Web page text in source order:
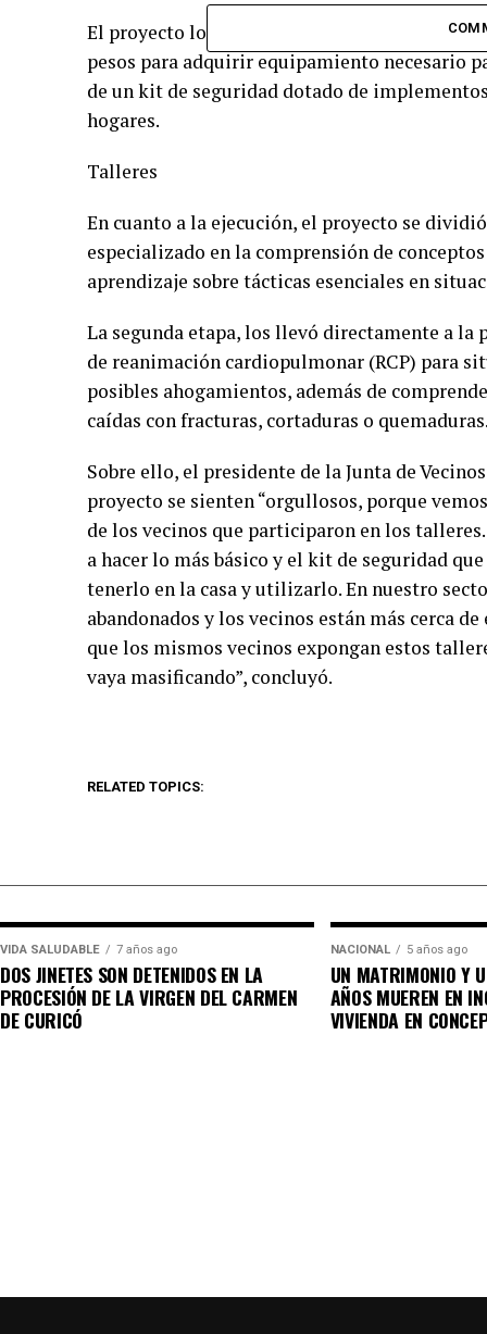
El proyecto local logró su adjudicación 2021
pesos para adquirir equipamiento necesario
de un kit de seguridad dotado de
hogares.
Talleres
En cuanto a la ejecución, el proyecto se
especializado en la comprensión de
aprendizaje sobre tácticas esenciales en
La segunda etapa, los llevó directamente a la
de reanimación cardiopulmonar (RCP) para
posibles ahogamientos, además de
caídas con fracturas, cortaduras o
Sobre ello, el presidente de la Junta de
proyecto se sienten “orgullosos, porque
de los vecinos que participaron en los
a hacer lo más básico y el kit de seguridad
tenerlo en la casa y utilizarlo. En nuestro
abandonados y los vecinos están más cerca
que los mismos vecinos expongan estos
vaya masificando”, concluyó.
RELATED TOPICS:
VIDA SALUDABLE 7 años ago
DOS JINETES SON DETENIDOS EN LA
PROCESIÓN DE LA VIRGEN DEL CARMEN
DE CURICÓ
NACIONAL 5 años ago
UN MATRIMONIO Y
AÑOS MUEREN EN
VIVIENDA EN